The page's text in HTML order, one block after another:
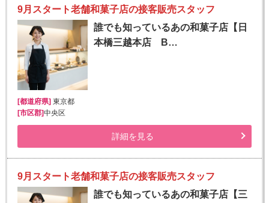
9月スタート老舗和菓子店の接客販売スタッフ
誰でも知っているあの和菓子店【日
本橋三越本店 B…
[都道府県]東京都
[市区郡]中央区
詳細を見る
9月スタート老舗和菓子店の接客販売スタッフ
誰でも知っているあの和菓子店【三